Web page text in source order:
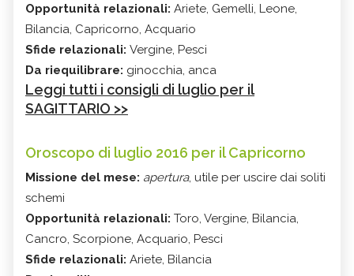
Opportunità relazionali: Ariete, Gemelli, Leone,
Bilancia, Capricorno, Acquario
Sfide relazionali: Vergine, Pesci
Da riequilibrare: ginocchia, anca
Leggi tutti i consigli di luglio per il
SAGITTARIO >>
Oroscopo di luglio 2016 per il Capricorno
Missione del mese: apertura, utile per uscire dai soliti
schemi
Opportunità relazionali: Toro, Vergine, Bilancia,
Cancro, Scorpione, Acquario, Pesci
Sfide relazionali: Ariete, Bilancia